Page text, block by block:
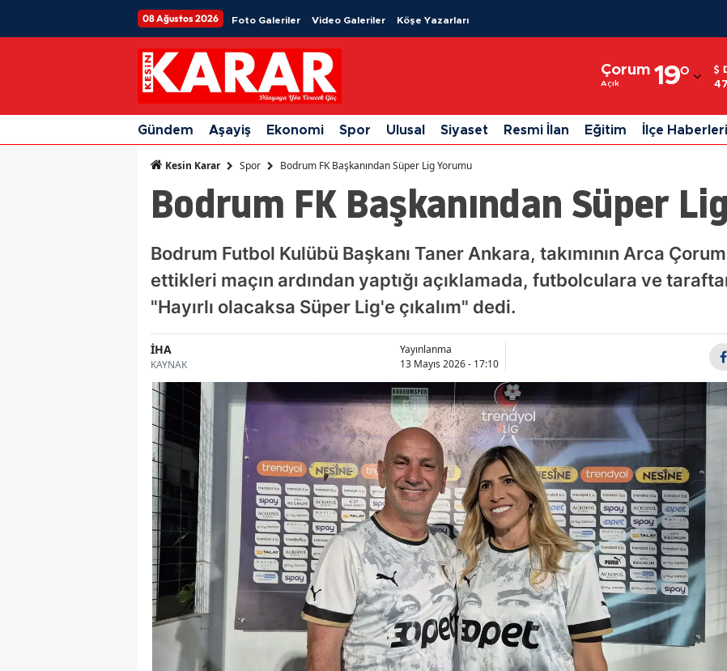
08 Ağustos 2026 Foto Galeriler Video Galeriler Köşe Yazarları
Çorum
Açık 19°
Adıyaman
Afyonkarahisar
Ağrı
Ankara
Antalya
Artvin
Bilecik
Bingöl
Bitlis
Bolu
Burdur
Bursa
Çanakkale
Çankırı
Çorum
Gündem Aşayiş Ekonomi Spor Ulusal Siyaset Resmi İlan Eğitim İlçe Haberleri
Kesin Karar Spor Bodrum FK Başkanından Süper Lig Yorumu
Bodrum FK Başkanından Süper
Bodrum Futbol Kulübü Başkanı Taner Ankara, takımının Arca
ettikleri maçın ardından yaptığı açıklamada, futbolculara ve
"Hayırlı olacaksa Süper Lig'e çıkalım" dedi.
İHA
KAYNAK
Yayınlanma
13 Mayıs 2026 - 17:10